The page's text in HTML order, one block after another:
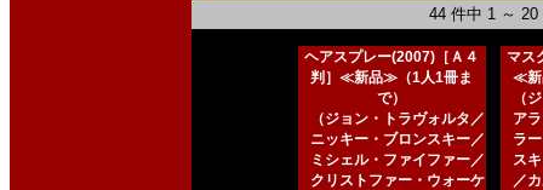
44 件中 1 ～
ヘアスプレー(2007)［Ａ４
判］≪新品≫（1人1冊ま
で）
（ジョン・トラヴォルタ／
ニッキー・ブロンスキー／
ミシェル・ファイファー／
クリストファー・ウォーケ
マス
≪新
（
ア
ラ
ス
／